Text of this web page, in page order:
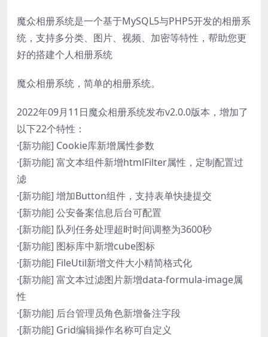
魔众相册系统是一个基于MySQL5与PHP5开发的相册系
统，支持多分类、图片、视频、加密等特性，帮助您更
好的搭建个人相册系统
魔众相册系统，简单的相册系统。
2022年09月11日魔众相册系统发布v2.0.0版本，增加了
以下22个特性：
·[新功能] Cookie库新增属性参数
·[新功能] 富文本组件新增htmlFilter属性，定制配置过
滤
·[新功能] 增加Button组件，支持表单快捷提交
·[新功能] 公安备案信息后台可配置
·[新功能] 队列任务处理超时时间调整为3600秒
·[新功能] 图标库中新增cube图标
·[新功能] FileUtil新增文件大小精简格式化
·[新功能] 富文本过滤图片新增data-formula-image属
性
·[新功能] 后台管理员角色新增备注字段
·[新功能] Grid编辑操作名称可自定义